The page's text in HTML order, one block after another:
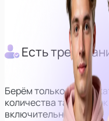
Есть
Берём только
количества
включительно.